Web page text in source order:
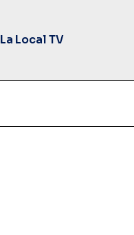
La Local TV